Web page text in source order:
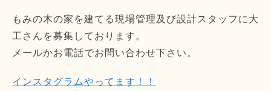
もみの木の家を建てる現場管理及び設計スタッフに大
工さんを募集しております。
メールかお電話でお問い合わせ下さい。
インスタグラムやってます！！